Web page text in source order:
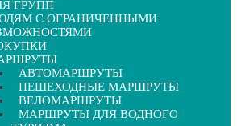
ГРУПП
С ОГРАНИЧЕННЫМИ
АВТОМАРШРУТЫ
ПЕШЕХОДНЫЕ МАРШРУТЫ
ВЕЛОМАРШРУТЫ
МАРШРУТЫ ДЛЯ ВОДНОГО